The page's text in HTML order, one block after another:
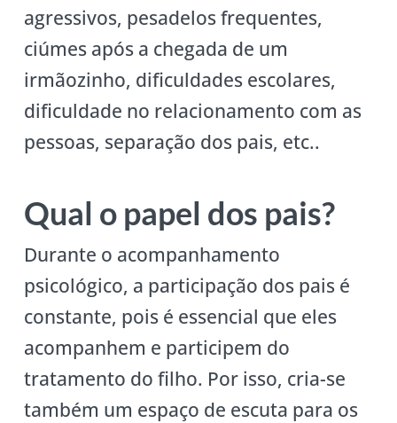
agressivos, pesadelos frequentes,
ciúmes após a chegada de um
irmãozinho, dificuldades escolares,
dificuldade no relacionamento com as
pessoas, separação dos pais, etc..
Qual o papel dos pais?
Durante o acompanhamento
psicológico, a participação dos pais é
constante, pois é essencial que eles
acompanhem e participem do
tratamento do filho. Por isso, cria-se
também um espaço de escuta para os